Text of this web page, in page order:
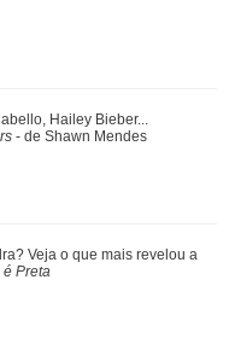
pela proximidade com
tentando dar estrela...
já pag...
Hailey Bieber...
- de Shawn Mendes
Veja o que mais revelou a
é Preta